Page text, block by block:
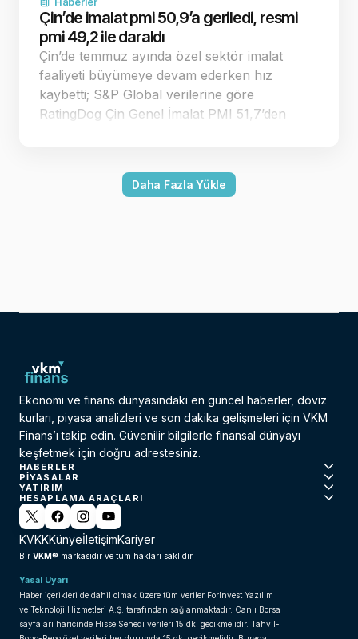
Çin’de imalat pmi 50,9’a geriledi, resmi
pmi 49,2 ile daraldı
Çin’de temmuz ayında özel sektör imalat
faaliyeti büyümeye devam ederken hız
kaybetti; S&P Global verilerine göre
RatingDog Çin Genel İmalat PMI 51,7’den
döndü. Çin’in özel sektör imalat pmi
temmuzda 50,9’a…Daha Fazla Yükle
Ekonomi ve finans dünyasındaki en güncel haberler, döviz
kurları, piyasa analizleri ve son dakika gelişmeleri için VKM
Finans’ı takip edin. Güvenilir bilgilerle finansal dünyayı
keşfetmek için doğru adrestesiniz.
HABERLER
PIYASALAR
YATIRIM
HESAPLAMA ARAÇLARI
KVKKKünyeİletişimKariyer
Bir VKM® markasıdır ve tüm hakları saklıdır.
Yasal Uyarı
Haber içerikleri de dahil olmak üzere tüm veriler ForInvest Yazılım
ve Teknoloji Hizmetleri A.Ş. tarafından sağlanmaktadır. Canlı Borsa
sayfaları haricinde Hisse Senedi verileri 15 dk. gecikmelidir. Tahvil-